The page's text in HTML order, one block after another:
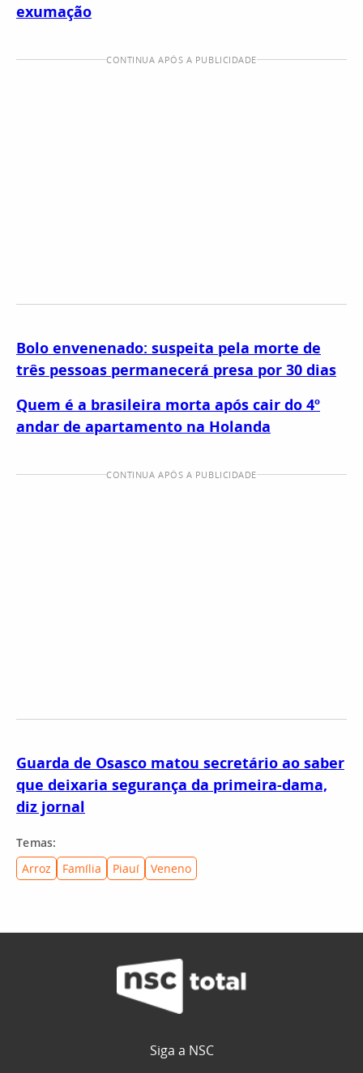
exumação
CONTINUA APÓS A PUBLICIDADE
Bolo envenenado: suspeita pela morte de
três pessoas permanecerá presa por 30 dias
Quem é a brasileira morta após cair do 4º
andar de apartamento na Holanda
CONTINUA APÓS A PUBLICIDADE
Guarda de Osasco matou secretário ao saber
que deixaria segurança da primeira-dama,
diz jornal
Temas:
Arroz
Família Piauí Veneno
Siga a NSC